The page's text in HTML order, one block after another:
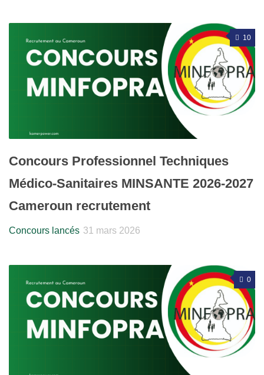
10
Concours Professionnel Techniques
Médico-Sanitaires MINSANTE 2026-2027
Cameroun recrutement
Concours lancés 31 mars 2026
0